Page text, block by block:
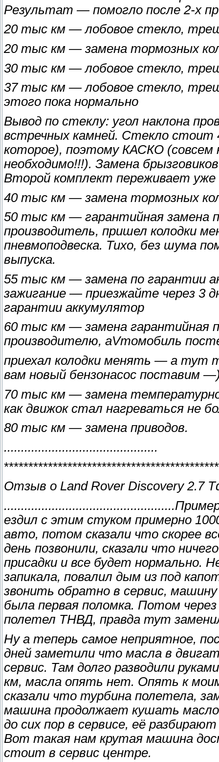
Результат — помогло после 2-х
20 тыс км — лобовое стекло,
20 тыс км — замена тормозных
30 тыс км — лобовое стекло,
37 тыс км — лобовое стекло,
этого пока нормально
Вывод по стеклу: угол наклона
встречных камней. Стекло стоит
которое), поэтому КАСКО (совсем
необходимо!!!). Замена
Второй комплект переживает
40 тыс км — замена тормозных
50 тыс км — гарантийная замена
производитель, пришел колодки
пневмоподвеска. Тихо, без шума
выпуска.
55 тыс км — замена по гарантии
зажигание — приезжайте через 3
гарантии аккумулятор
60 тыс км — замена гарантийная
производителю, аVтомобиль
приехал колодки менять — а тут
вам новый бензонасос поставим
70 тыс км — замена
как движок стал нагреваться не
80 тыс км — замена приводов.
.............................................
Отзыв о Land Rover Discovery 2.7
ездил с этим стуком примерно
авто, потом сказали что скорее
день позвонили, сказали что
присадки и все будет нормально.
запикала, повалил дым из под
звонить обратно в сервис,
была первая поломка. Потом
полетел ТНВД, правда тут
Ну а теперь самое неприятное,
дней заметили что масла в
сервис. Там долго разводили
км, масла опять нет. Опять к
сказали что турбина полетела,
машина продолжает кушать
до сих пор в сервисе, её
Вот такая нам крутая машина
стоит в сервис центре.